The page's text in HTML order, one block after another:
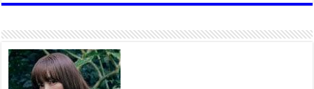
шугам хоолойн ажил 80
хувьтай үргэлжилж байна
2026 оны 7 сар 20 / 9 цаг 14 минут